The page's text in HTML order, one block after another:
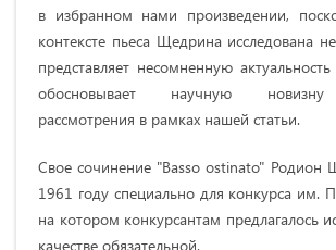
в избранном нами произведении,
контексте пьеса Щедрина исследована
представляет несомненную
обосновывает научную новизну
рассмотрения в рамках нашей статьи.
Свое сочинение "Basso ostinato" Родион
1961 году специально для конкурса им.
на котором конкурсантам предлагалось
качестве обязательной.